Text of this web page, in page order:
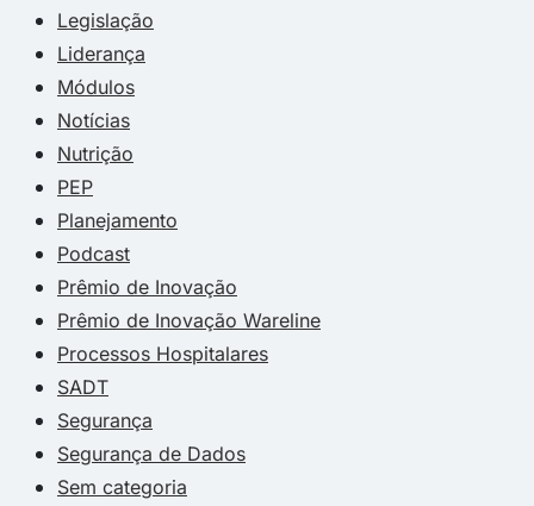
Legislação
Liderança
Módulos
Notícias
Nutrição
PEP
Planejamento
Podcast
Prêmio de Inovação
Prêmio de Inovação Wareline
Processos Hospitalares
SADT
Segurança
Segurança de Dados
Sem categoria